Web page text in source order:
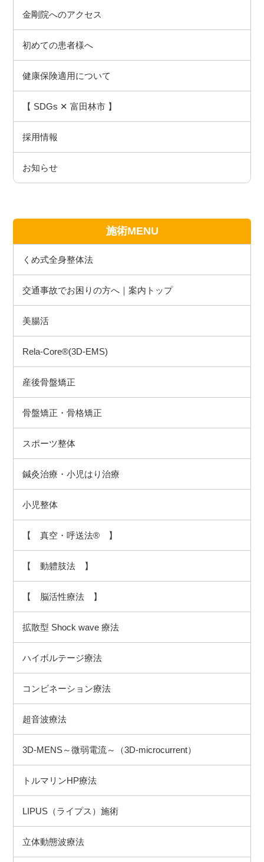
金剛院へのアクセス
初めての患者様へ
健康保険適用について
【 SDGs ✕ 富田林市 】
採用情報
お知らせ
施術MENU
くめ式全身整体法
交通事故でお困りの方へ｜案内トップ
美腸活
Rela-Core®(3D-EMS)
産後骨盤矯正
骨盤矯正・骨格矯正
スポーツ整体
鍼灸治療・小児はり治療
小児整体
【 真空・呼送法® 】
【 動軆肢法 】
【 脳活性療法 】
拡散型 Shock wave 療法
ハイボルテージ療法
コンビネーション療法
超音波療法
3D-MENS～微弱電流～（3D-microcurrent）
トルマリンHP療法
LIPUS（ライプス）施術
立体動態波療法